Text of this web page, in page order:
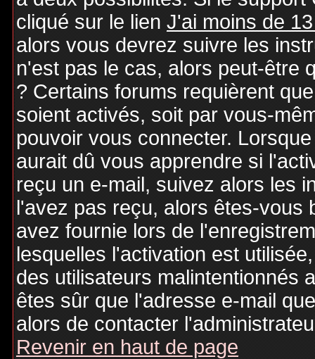
cliqué sur le lienJ'ai moins de
alors vous devrez suivre les
n'est pas le cas, alors peut-être
? Certains forums requièrent
soient activés, soit par vous-
pouvoir vous connecter.
aurait dû vous apprendre si
reçu un e-mail, suivez alors les
l'avez pas reçu, alors êtes-vous
avez fournie lors de
lesquelles l'activation est
des utilisateurs malintentionnés
êtes sûr que l'adresse e-mail
alors de contacter
Revenir en haut de page